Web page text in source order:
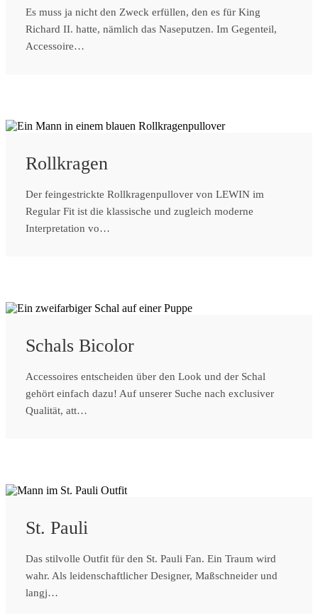
Es muss ja nicht den Zweck erfüllen, den es für King
Richard II. hatte, nämlich das Naseputzen. Im Gegenteil,
Accessoire…
Rollkragen
Der feingestrickte Rollkragenpullover von LEWIN im
Regular Fit ist die klassische und zugleich moderne
Interpretation vo…
Schals Bicolor
Accessoires entscheiden über den Look und der Schal
gehört einfach dazu! Auf unserer Suche nach exclusiver
Qualität, att…
St. Pauli
Das stilvolle Outfit für den St. Pauli Fan. Ein Traum wird
wahr. Als leidenschaftlicher Designer, Maßschneider und
langj…